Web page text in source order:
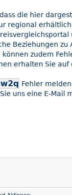
die hier
regional erhältlich
Beziehungen zu
zudem
erhalten Sie auf
Fehler
uns eine E-Mail